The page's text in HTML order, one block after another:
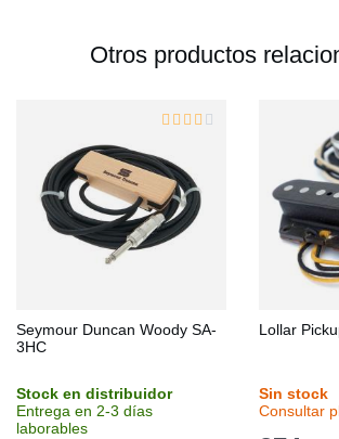
Otros productos
Seymour Duncan Woody SA-
3HC
Stock en distribuidor
Entrega en 2-3 días
laborables
Lollar
Sin stock
Consultar